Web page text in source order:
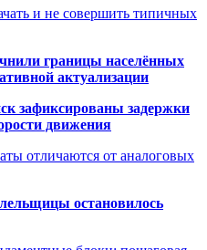
и не совершить типичных
границы населённых
актуализации
зафиксированы задержки
движения
отличаются от аналоговых
остановилось